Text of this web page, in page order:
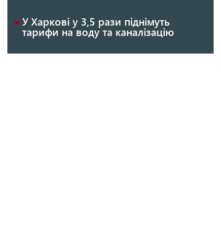
У Харкові у 3,5 рази піднімуть
тарифи на воду та каналізацію